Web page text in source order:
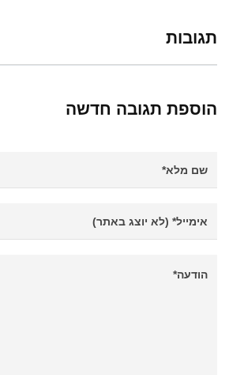
תגובות
הוספת תגובה חדשה